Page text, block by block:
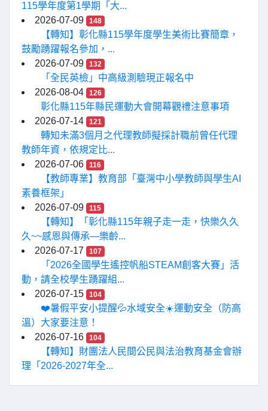
115學年度第1學期「大...
2026-07-09
148
【轉知】彰化縣115學年度學生美術比賽簡章，
鼓勵踴躍報名參加，...
2026-07-09
132
「全民英檢」中高級測驗現正報名中
2026-08-04
126
彰化縣115年縣民運動大會開幕觀禮注意事項
2026-07-14
121
轉知未滿3個月之代理教師擬採計職前曾任代理
教師年資，依規定比...
2026-07-06
116
【教師專業】教育部「臺灣中小學教師與學生AI
素養框架」
2026-07-09
115
【轉知】「彰化縣115年親子走一走，快樂久久
久~~感恩與傳承—樂齡...
2026-07-17
107
「2026全國學生遙控帆船STEAM創客大賽」活
動，請全校學生踴躍組...
2026-07-15
104
❤️暑假平安小提醒💦水域安全☀️運動安全（防高
溫）大家要注意！
2026-07-16
104
【轉知】財團法人民間公民與法治教育基金會辦
理「2026-2027年全...